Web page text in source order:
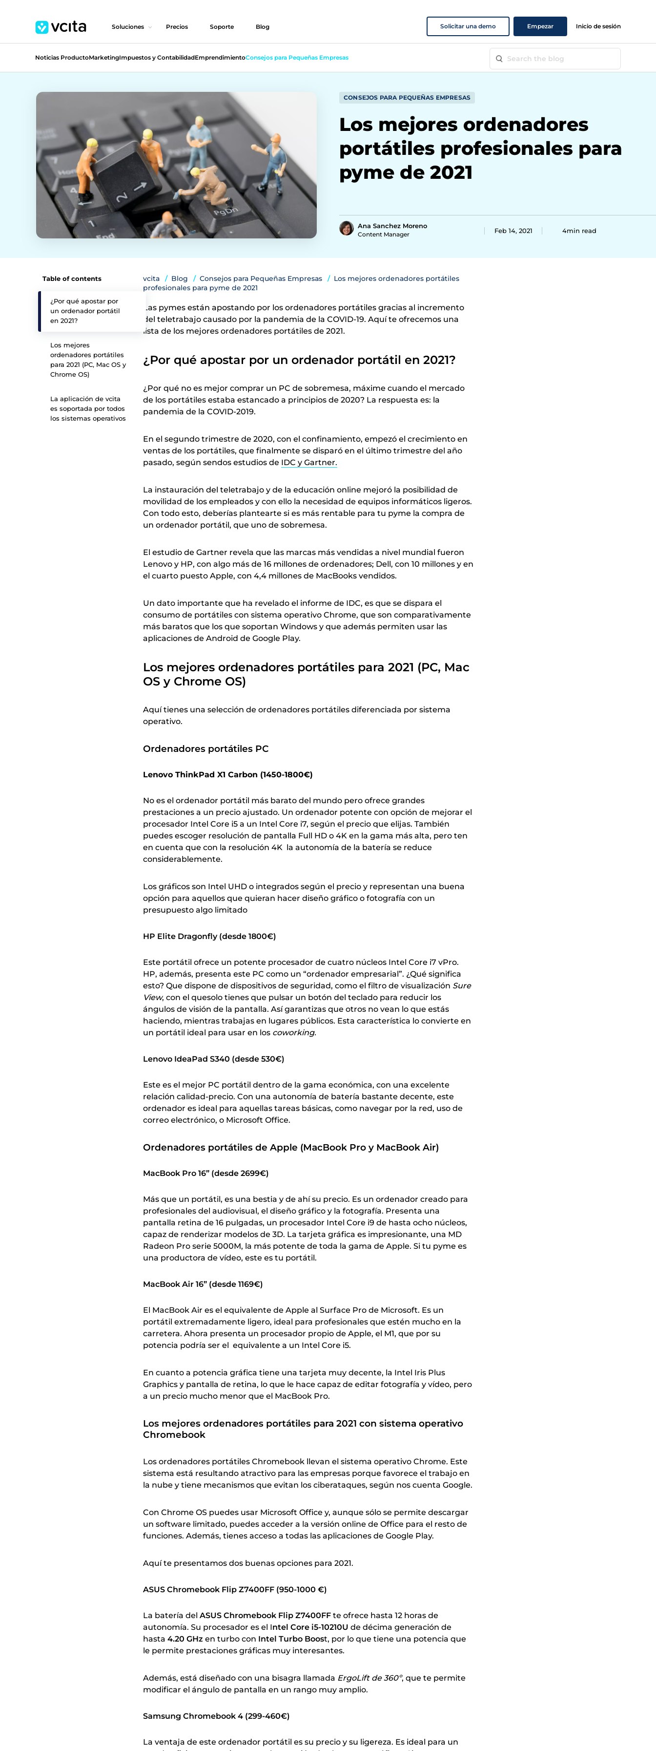
Soluciones Precios Soporte Blog Solicitar una demo Empezar Inicio de sesión
Noticias ProductoMarketingImpuestos y ContabilidadEmprendimientoConsejos para Pequeñas Empresas
CONSEJOS PARA PEQUEÑAS EMPRESAS
Los mejores ordenadores
portátiles profesionales para
pyme de 2021
Ana Sanchez Moreno
Content Manager Feb 14, 2021 4min read
Table of contents
¿Por qué apostar por
un ordenador portátil
en 2021?
Los mejores
ordenadores portátiles
para 2021 (PC, Mac OS y
Chrome OS)
La aplicación de vcita
es soportada por todos
los sistemas operativos
vcita Blog Consejos para Pequeñas Empresas
Los mejores ordenadores portátiles
profesionales para pyme de 2021
Las pymes están apostando por los ordenadores portátiles gracias al incremento
del teletrabajo causado por la pandemia de la COVID-19. Aquí te ofrecemos una
lista de los mejores ordenadores portátiles de 2021.
¿Por qué apostar por un ordenador portátil en 2021?
¿Por qué no es mejor comprar un PC de sobremesa, máxime cuando el mercado
de los portátiles estaba estancado a principios de 2020? La respuesta es: la
pandemia de la COVID-2019.
En el segundo trimestre de 2020, con el confinamiento, empezó el crecimiento en
ventas de los portátiles, que finalmente se disparó en el último trimestre del año
pasado, según sendos estudios de IDC y Gartner.
La instauración del teletrabajo y de la educación online mejoró la posibilidad de
movilidad de los empleados y con ello la necesidad de equipos informáticos ligeros.
Con todo esto, deberías plantearte si es más rentable para tu pyme la compra de
un ordenador portátil, que uno de sobremesa.
El estudio de Gartner revela que las marcas más vendidas a nivel mundial fueron
Lenovo y HP, con algo más de 16 millones de ordenadores; Dell, con 10 millones y en
el cuarto puesto Apple, con 4,4 millones de MacBooks vendidos.
Un dato importante que ha revelado el informe de IDC, es que se dispara el
consumo de portátiles con sistema operativo Chrome, que son comparativamente
más baratos que los que soportan Windows y que además permiten usar las
aplicaciones de Android de Google Play.
Los mejores ordenadores portátiles para 2021 (PC, Mac
OS y Chrome OS)
Aquí tienes una selección de ordenadores portátiles diferenciada por sistema
operativo.
Ordenadores portátiles PC
Lenovo ThinkPad X1 Carbon (1450-1800€)
No es el ordenador portátil más barato del mundo pero ofrece grandes
prestaciones a un precio ajustado. Un ordenador potente con opción de mejorar el
procesador Intel Core i5 a un Intel Core i7, según el precio que elijas. También
puedes escoger resolución de pantalla Full HD o 4K en la gama más alta, pero ten
en cuenta que con la resolución 4K la autonomía de la batería se reduce
considerablemente.
Los gráficos son Intel UHD o integrados según el precio y representan una buena
opción para aquellos que quieran hacer diseño gráfico o fotografía con un
presupuesto algo limitado
HP Elite Dragonfly (desde 1800€)
Este portátil ofrece un potente procesador de cuatro núcleos Intel Core i7 vPro.
HP, además, presenta este PC como un “ordenador empresarial”. ¿Qué significa
esto? Que dispone de dispositivos de seguridad, como el filtro de visualización Sure
View, con el quesolo tienes que pulsar un botón del teclado para reducir los
ángulos de visión de la pantalla. Así garantizas que otros no vean lo que estás
haciendo, mientras trabajas en lugares públicos. Esta característica lo convierte en
un portátil ideal para usar en los coworking.
Lenovo IdeaPad S340 (desde 530€)
Este es el mejor PC portátil dentro de la gama económica, con una excelente
relación calidad-precio. Con una autonomía de batería bastante decente, este
ordenador es ideal para aquellas tareas básicas, como navegar por la red, uso de
correo electrónico, o Microsoft Office.
Ordenadores portátiles de Apple (MacBook Pro y MacBook Air)
MacBook Pro 16” (desde 2699€)
Más que un portátil, es una bestia y de ahí su precio. Es un ordenador creado para
profesionales del audiovisual, el diseño gráfico y la fotografía. Presenta una
pantalla retina de 16 pulgadas, un procesador Intel Core i9 de hasta ocho núcleos,
capaz de renderizar modelos de 3D. La tarjeta gráfica es impresionante, una MD
Radeon Pro serie 5000M, la más potente de toda la gama de Apple. Si tu pyme es
una productora de vídeo, este es tu portátil.
MacBook Air 16” (desde 1169€)
El MacBook Air es el equivalente de Apple al Surface Pro de Microsoft. Es un
portátil extremadamente ligero, ideal para profesionales que estén mucho en la
carretera. Ahora presenta un procesador propio de Apple, el M1, que por su
potencia podría ser el equivalente a un Intel Core i5.
En cuanto a potencia gráfica tiene una tarjeta muy decente, la Intel Iris Plus
Graphics y pantalla de retina, lo que le hace capaz de editar fotografía y vídeo, pero
a un precio mucho menor que el MacBook Pro.
Los mejores ordenadores portátiles para 2021 con sistema operativo
Chromebook
Los ordenadores portátiles Chromebook llevan el sistema operativo Chrome. Este
sistema está resultando atractivo para las empresas porque favorece el trabajo en
la nube y tiene mecanismos que evitan los ciberataques, según nos cuenta Google.
Con Chrome OS puedes usar Microsoft Office y, aunque sólo se permite descargar
un software limitado, puedes acceder a la versión online de Office para el resto de
funciones. Además, tienes acceso a todas las aplicaciones de Google Play.
Aquí te presentamos dos buenas opciones para 2021.
ASUS Chromebook Flip Z7400FF (950-1000 €)
La batería del ASUS Chromebook Flip Z7400FFte ofrece hasta 12 horas de
autonomía. Su procesador es el Intel Core i5-10210U de décima generación de
hasta 4.20 GHz en turbo con Intel Turbo Boost, por lo que tiene una potencia que
le permite prestaciones gráficas muy interesantes.
Además, está diseñado con una bisagra llamada ErgoLift de 360º, que te permite
modificar el ángulo de pantalla en un rango muy amplio.
Samsung Chromebook 4 (299-460€)
La ventaja de este ordenador portátil es su precio y su ligereza. Es ideal para un